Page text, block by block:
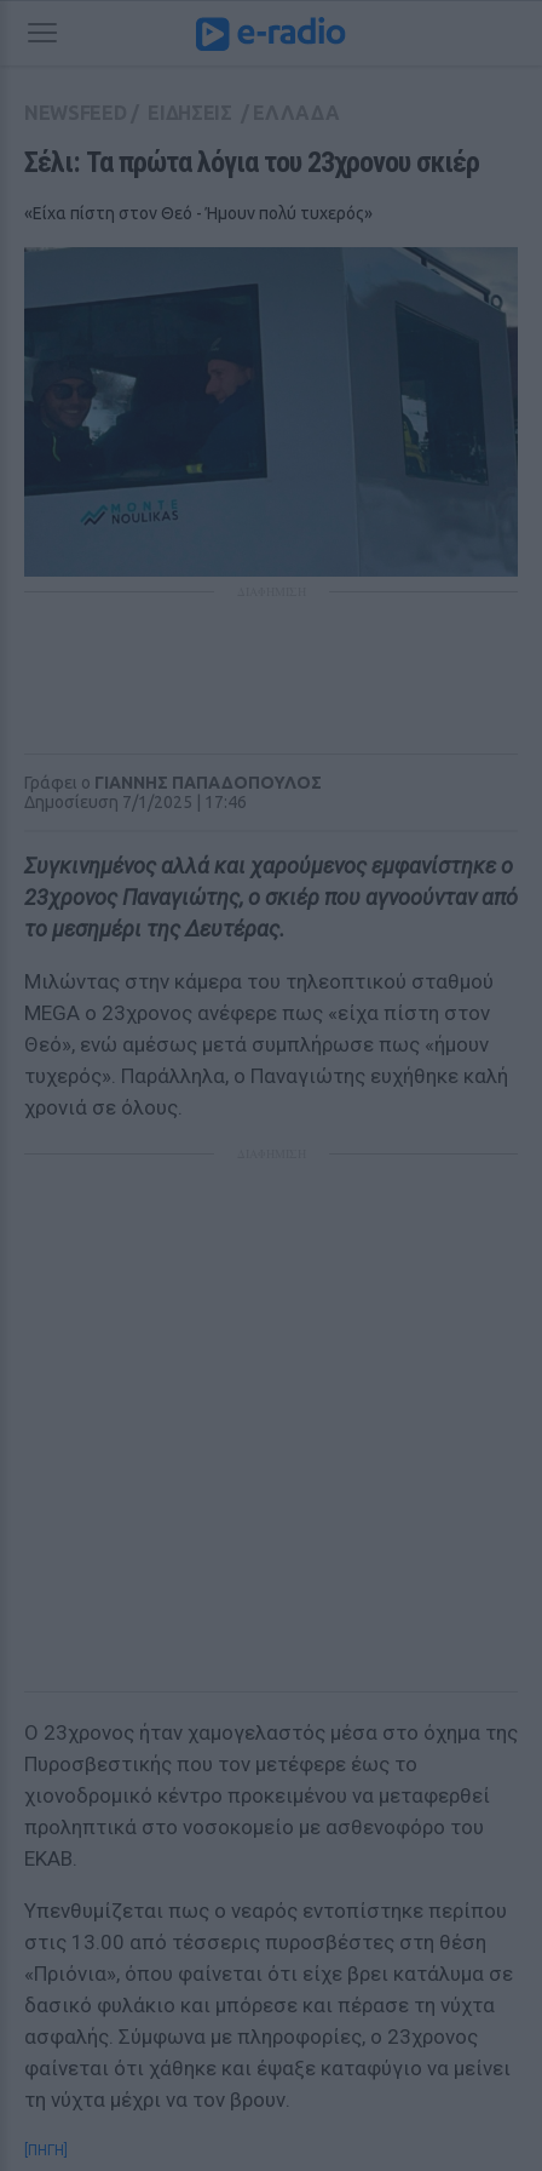
Σέλι: Τα πρώτα λόγια του 23χρονου σκιέρ
«Είχα πίστη στον Θεό - Ήμουν πολύ τυχερός»
Γράφει ο ΓΙΑΝΝΗΣ ΠΑΠΑΔΟΠΟΥΛΟΣ
Δημοσίευση 7/1/2025 | 17:46
Συγκινημένος αλλά και χαρούμενος εμφανίστηκε ο
23χρονος Παναγιώτης, ο σκιέρ που αγνοούνταν από
το μεσημέρι της Δευτέρας.
Μιλώντας στην κάμερα του τηλεοπτικού σταθμού
MEGA ο 23χρονος ανέφερε πως «είχα πίστη στον
Θεό», ενώ αμέσως μετά συμπλήρωσε πως «ήμουν
τυχερός». Παράλληλα, ο Παναγιώτης ευχήθηκε καλή
χρονιά σε όλους.
Ο 23χρονος ήταν χαμογελαστός μέσα στο όχημα της
Πυροσβεστικής που τον μετέφερε έως το
χιονοδρομικό κέντρο προκειμένου να μεταφερθεί
προληπτικά στο νοσοκομείο με ασθενοφόρο του
ΕΚΑΒ.
Υπενθυμίζεται πως ο νεαρός εντοπίστηκε περίπου
στις 13.00 από τέσσερις πυροσβέστες στη θέση
«Πριόνια», όπου φαίνεται ότι είχε βρει κατάλυμα σε
δασικό φυλάκιο και μπόρεσε και πέρασε τη νύχτα
ασφαλής. Σύμφωνα με πληροφορίες, ο 23χρονος
φαίνεται ότι χάθηκε και έψαξε καταφύγιο να μείνει
τη νύχτα μέχρι να τον βρουν.
[ΠΗΓΗ]